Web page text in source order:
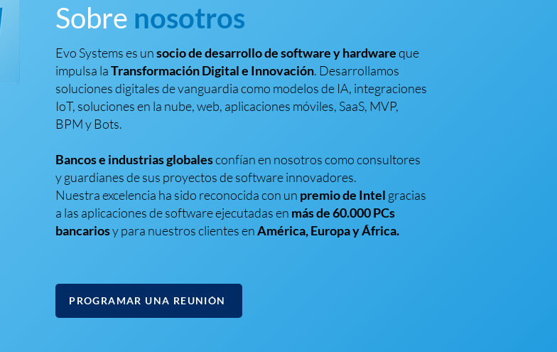
Sobre nosotros
Evo Systems es unsocio de desarrollo de software y hardwareque
impulsa laTransformación Digital e Innovación. Desarrollamos
soluciones digitales de vanguardia como modelos de IA, integraciones
IoT, soluciones en la nube, web, aplicaciones móviles, SaaS, MVP,
BPM y Bots.
Bancos e industrias globalesconfían en nosotros como consultores
y guardianes de sus proyectos de software innovadores.
Nuestra excelencia ha sido reconocida con un premio de Intel gracias
a las aplicaciones de software ejecutadas en más de 60.000 PCs
bancariosy para nuestros clientes enAmérica, Europa y África.
PROGRAMAR UNA REUNIÓN